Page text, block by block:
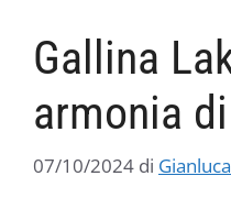
Gallina
armonia
07/10/2024 di